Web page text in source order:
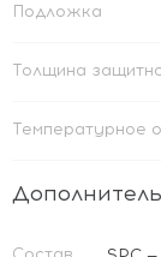
Подложка
Толщина
Температурное